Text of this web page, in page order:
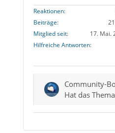
Reaktionen
Beiträge
Mitglied seit
17. Mai.
Hilfreiche Antworten
Community-
Hat das